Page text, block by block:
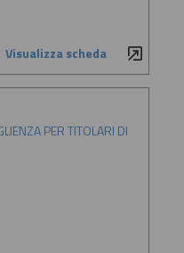
Visualizza scheda
PER TITOLARI DI